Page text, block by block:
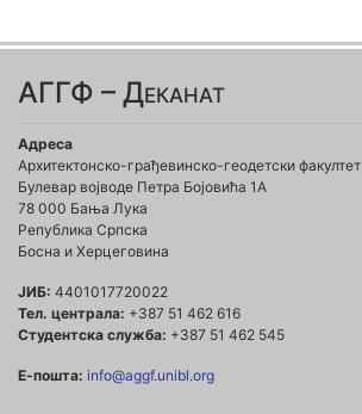
АГГФ – Деканат
Адреса
Архитектонско-грађевинско-геодетски факултет
Булевар војводе Петра Бојовића 1A
78 000 Бања Лука
Република Српска
Босна и Херцеговина
ЈИБ: 4401017720022
Тел. централа: +387 51 462 616
Студентска служба: +387 51 462 545
Е-пошта: info@aggf.unibl.org